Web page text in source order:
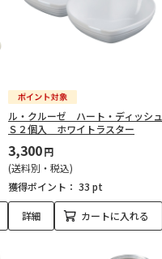
ル・クルーゼ ハート・ディッシュ
Ｓ２個入 ホワイトラスター
3,300円
(送料別・税込)
獲得ポイント： 33 pt
詳細 カートに入れる